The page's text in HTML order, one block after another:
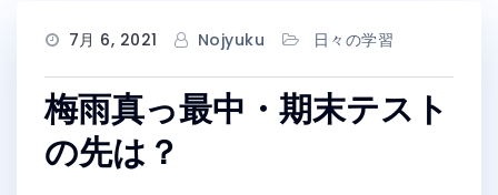
7月 6, 2021 Nojyuku 日々の学習
梅雨真っ最中・期末テスト
の先は？